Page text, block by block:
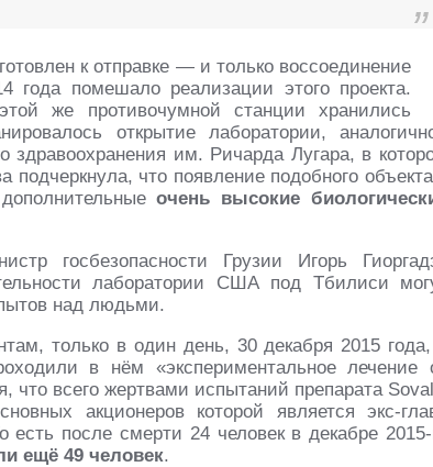
к отправке — и только воссоединение
года помешало реализации этого проекта.
же противочумной станции хранились
открытие лаборатории,
здравоохранения им. Ричарда Лугара, в
что появление подобного
очень высокие
госбезопасности Грузии Игорь
лаборатории США под Тбилиси
над людьми.
только в один день, 30 декабря 2015
в нём «экспериментальное лечение
что всего жертвами испытаний препарата
акционеров которой является экс-
после смерти 24 человек в декабре 2015-
ещё 49 человек.